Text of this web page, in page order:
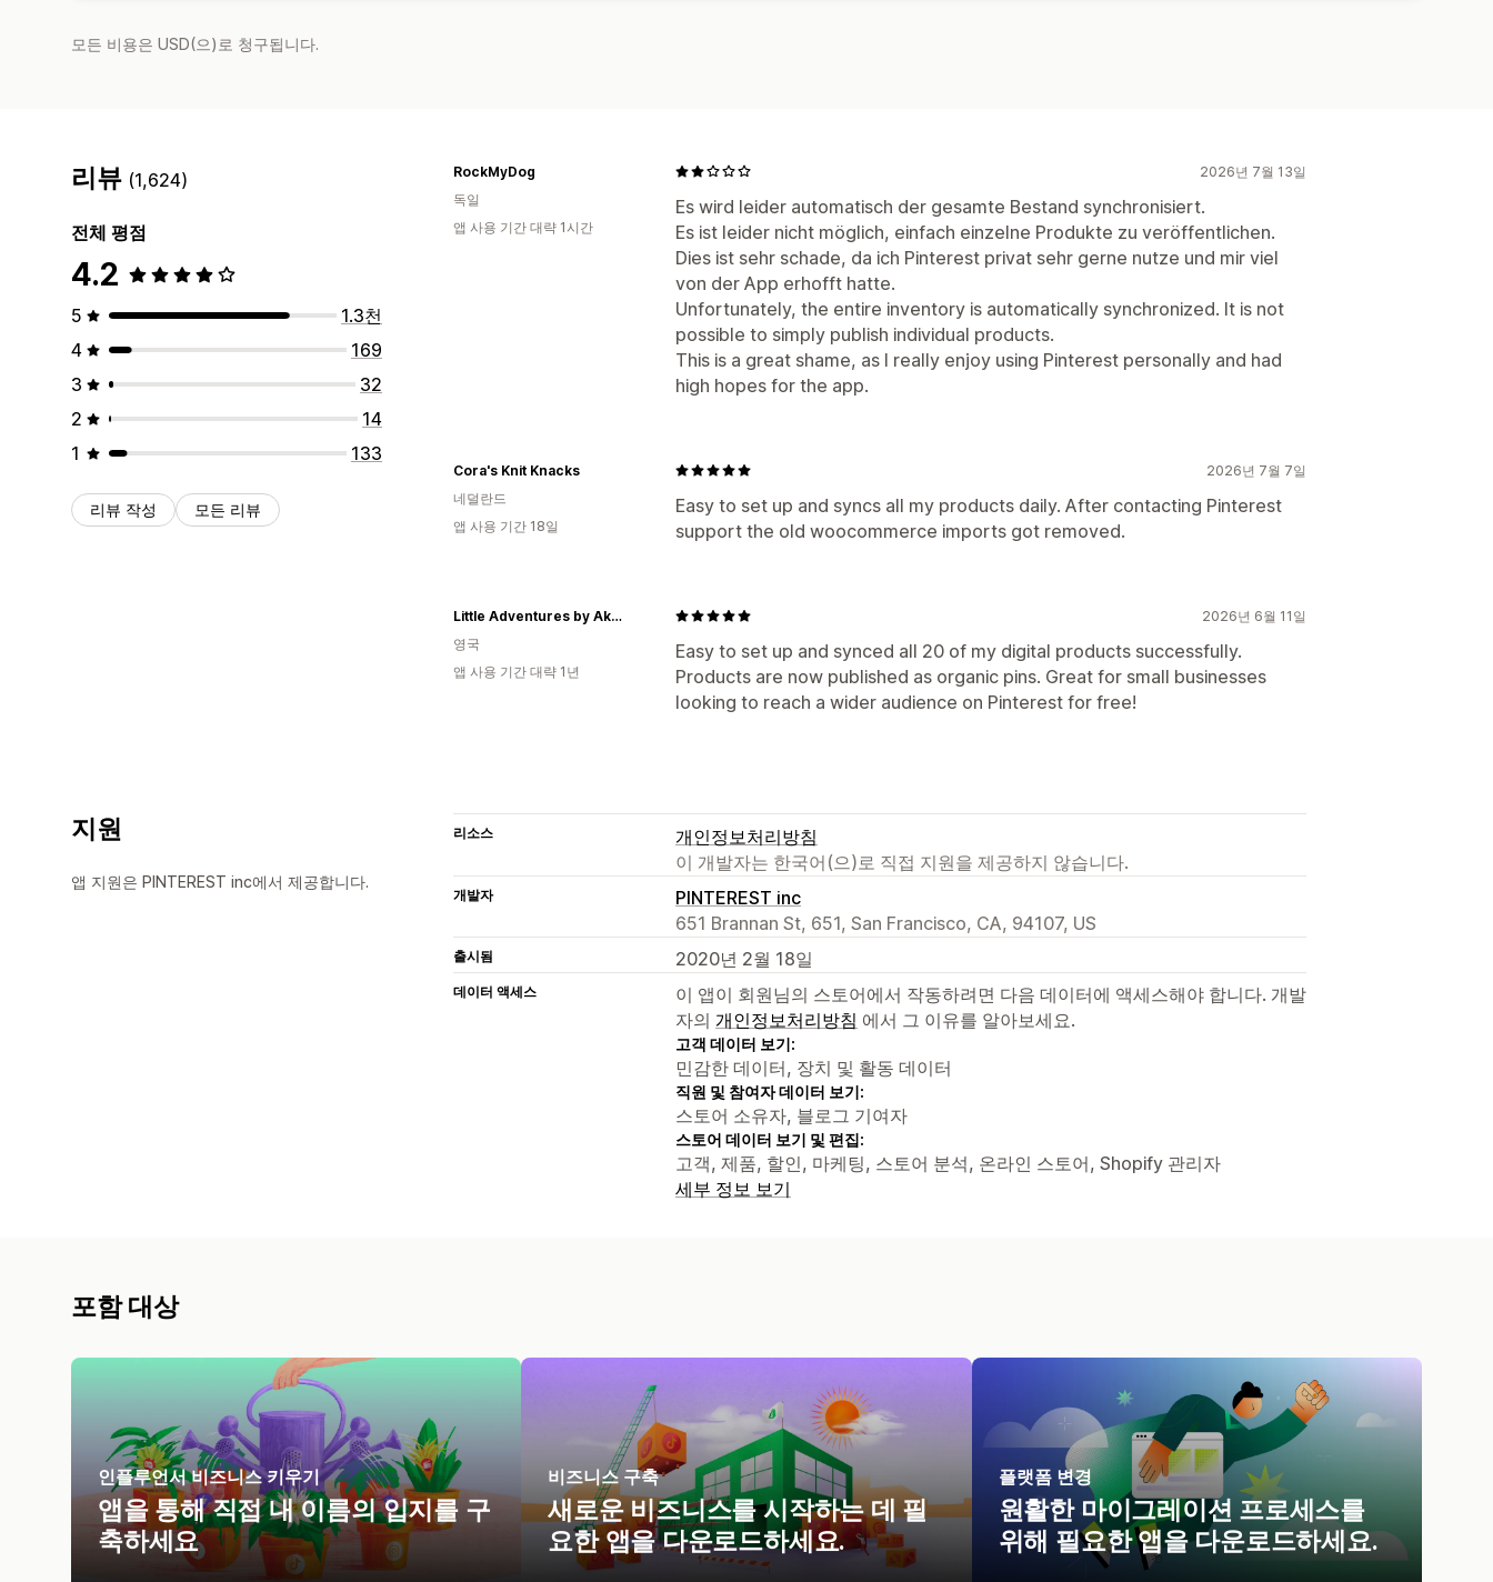
모든 비용은 USD(으)로 청구됩니다.
리뷰 (1,624)
전체 평점
4.2
5
1.3천
4
169
3
32
2
14
1
133
리뷰 작성 모든 리뷰
2026년 7월 13일
Es wird leider automatisch der gesamte Bestand synchronisiert.
Es ist leider nicht möglich, einfach einzelne Produkte zu veröffentlichen.
Dies ist sehr schade, da ich Pinterest privat sehr gerne nutze und mir viel
von der App erhofft hatte.
Unfortunately, the entire inventory is automatically synchronized. It is not
possible to simply publish individual products.
This is a great shame, as I really enjoy using Pinterest personally and had
high hopes for the app.
RockMyDog
독일
앱 사용 기간 대략 1시간
2026년 7월 7일
Easy to set up and syncs all my products daily. After contacting Pinterest
support the old woocommerce imports got removed.
Cora's Knit Knacks
네덜란드
앱 사용 기간 18일
2026년 6월 11일
Easy to set up and synced all 20 of my digital products successfully.
Products are now published as organic pins. Great for small businesses
looking to reach a wider audience on Pinterest for free!
Little Adventures by Akosua
영국
앱 사용 기간 대략 1년
지원
앱 지원은 PINTEREST inc에서 제공합니다.
리소스
개인정보처리방침
이 개발자는 한국어(으)로 직접 지원을 제공하지 않습니다.
개발자
PINTEREST inc
651 Brannan St, 651, San Francisco, CA, 94107, US
출시됨 2020년 2월 18일
데이터 액세스
이 앱이 회원님의 스토어에서 작동하려면 다음 데이터에 액세스해야 합니다. 개발
자의 개인정보처리방침 에서 그 이유를 알아보세요.
고객 데이터 보기:
민감한 데이터, 장치 및 활동 데이터
직원 및 참여자 데이터 보기:
스토어 소유자, 블로그 기여자
스토어 데이터 보기 및 편집:
고객, 제품, 할인, 마케팅, 스토어 분석, 온라인 스토어, Shopify 관리자
세부 정보 보기
포함 대상
인플루언서 비즈니스 키우기
앱을 통해 직접 내 이름의 입지를 구
축하세요
비즈니스 구축
새로운 비즈니스를 시작하는 데 필
요한 앱을 다운로드하세요.
플랫폼 변경
원활한 마이그레이션 프로세스를
위해 필요한 앱을 다운로드하세요.